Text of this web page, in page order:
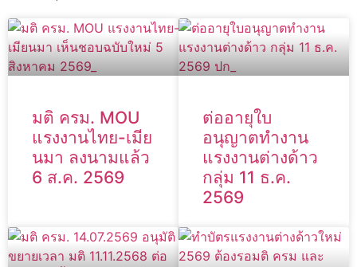
มติ ครม. MOU
แรงงานไทย-เมีย
นมา ลงนามแล้ว
6 ส.ค. 2569
ต่ออายุใบ
อนุญาตทำงาน
แรงงานต่างด้าว
กลุ่ม 11 ธ.ค.
2569